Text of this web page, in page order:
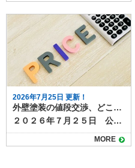
2026年7月25日 更新！
外壁塗装の値段交渉、どこまでできる？交渉ポイントと削れない項目とは？
２０２６年７月２５日 公開 外壁塗装は高額な費用がかかる工事です。そのため、見積もりを受け取った際に「高っ！もう少し安くならないかな・・・」と考える方は多いのではないでしょうか。 外壁塗装工事は、値段交渉が可能な場合があります。 しかし、とにかく安く！とむやみに費用を削ると、品質や耐久性が下がる恐れがあり注意が必要です。 本記事では、外壁塗装工事の費用の中で交渉できるポイントと、削らないほうが良い項目を解説します。 目次外壁塗装工事の値段交渉が可能なポイント工事のタイミング塗料グレードの見直し付帯部の施工範囲削らないほうが良い項目下地処理費用塗装回数職人の人件費を削る交渉足場代外壁塗装工事の費用交渉時の注意点 外壁塗装工事の値段交渉が可能なポイント 外壁塗装の見積もりには、材料費・人件費・足場代・諸経費などが含まれます。これらの内訳の中で交渉しやすいのは以下の部分です。 工事のタイミング 繁忙期を避けて工事を依頼すると、割引が適用される場合があります。施工店としてもスケジュールの空きを埋められるため柔軟に対応できます。施工店のチラシやキャンペーンをチェックしましょう。 塗料グレードの見直し 塗料は耐久年数によってグレードに分けられ、一般的に性能がよい塗料ほど価格も高くなります。 外壁塗装の見積では、何パターンかグレードの違う塗料を使った見積を作成できます。耐久性が15年以上の高級塗料と8～10年程度の中級グレードの塗料では見積金額を大きく変わります。耐久年数に納得できればグレードを落とすことで工事費用を抑えられます。 中には高性能で安さをうたった塗料もありますが、自社開発の塗料など、耐久性にエビデンスがない場合もあります。安いから！という理由で飛びつくのは避けたほうが安全です。 付帯部の施工範囲 雨戸や軒天など、今回は傷みが少ない箇所を見送り、必要になったタイミングで別途施工する方法もあります。塗装工事は塗装した分だけ費用がかかるため、早急に必要な部分だけの塗装にとどめる方法を検討するのも１つの方法です。 削らないほうが良い項目 次の項目については値下げによって品質が下がるリスクが高いため、削らないことをおすすめします。 下地処理費用 高圧洗浄やひび割れ補修などの工程を省くと、塗膜の密着が悪くなり、早期の剥がれやひび割れにつながります。必要な工程なので、個々をなくしていいから安くして！という交渉は避けましょう。 塗装回数 外壁塗装は通常、下塗り・中塗り・上塗りの3回塗りが基本です。その分人件費や塗料代かかるため、３回も必要ない！と回数を減らしてほしいという交渉があります。しかし塗装の回数を減らすと耐久性が著しく低下し、メンテナンス工事の意味がなくなってしまうため、回数を減らして費用を抑える方法はおすすめできません。 職人の人件費を削る交渉 人件費を大幅に下げると、経験の浅い職人や短工期施工になり、仕上がり品質に影響します。 足場代 外壁塗装工事は高所作業が必要になるため、足場の設置は必須です。しかし戸建では足場を組むだけでおよそ20万円くらいの費用がかかるため、「足場なしで工事して！」「はしごでできない？」という交渉をされるケースがあります。 足場を組む意味は、高所でも安全に作業をするためであり、作業効率をよくすることで仕上がりを美しくする意味もあります。必須の足場をなくすと、何かあったときに工事自体が止まってしまったり、仕上がりに影響があることもあるのでお勧めしません、 外壁塗装工事の費用交渉時の注意点 値段交渉では、単純な値下げ要求ではなく「この条件で工事内容を調整できるか」という相談の形が望ましいです。施工店も利益を確保しながら品質を保つ方法を提案しやすくなります。複数社の見積もりを比較し、相場を把握した上で交渉すると、よりスムーズに進みます。 塗装工事は形のある完成品ではなく、向こう１０年くらいの耐久年数に対してお金を払います。むやみに安さだけを求めると耐久年数や品質に影響があることを知り、上手に交渉をしましょう。 塗り達ではシーズンごとにキャンペーンを実施しています。ぜひホームページでお得な情報をキャッチしてください、見積や施工提案は随時受け付けています。お気軽にご相談ください！！
MORE